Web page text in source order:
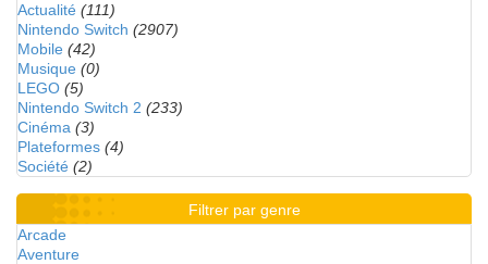
Actualité (111)
Nintendo Switch (2907)
Mobile (42)
Musique (0)
LEGO (5)
Nintendo Switch 2 (233)
Cinéma (3)
Plateformes (4)
Société (2)
Filtrer par genre
Arcade
Aventure